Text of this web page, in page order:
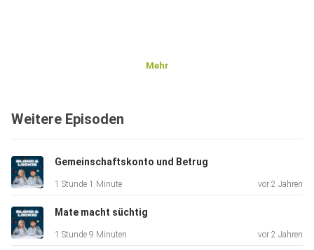
Mehr
Weitere Episoden
Gemeinschaftskonto und Betrug
1 Stunde 1 Minute vor 2 Jahren
Mate macht süchtig
1 Stunde 9 Minuten vor 2 Jahren